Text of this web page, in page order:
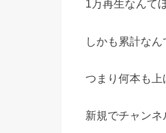
1万再生なんて
しかも累計なん
つまり何本も上
新規でチャン